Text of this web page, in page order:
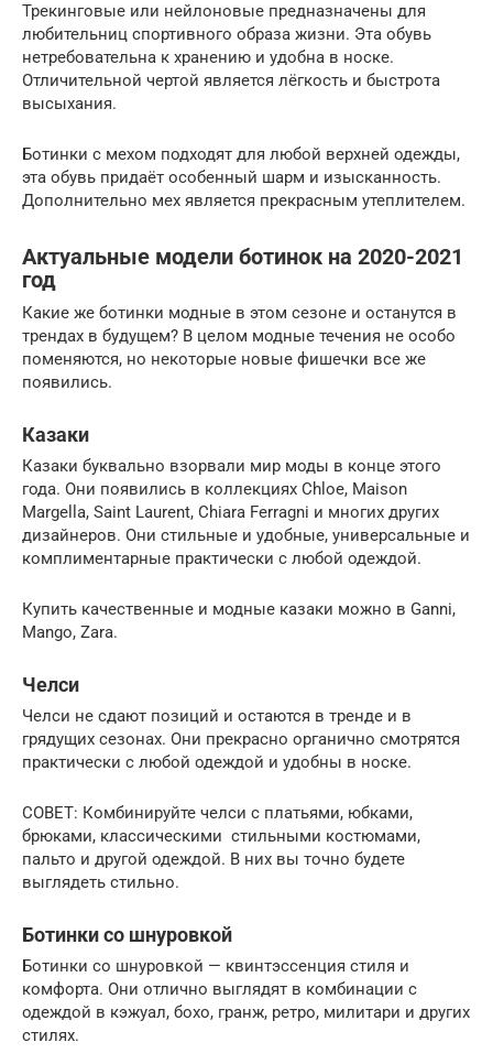
Трекинговые или нейлоновые предназначены для
любительниц спортивного образа жизни. Эта обувь
нетребовательна к хранению и удобна в носке.
Отличительной чертой является лёгкость и быстрота
высыхания.
Ботинки с мехом подходят для любой верхней одежды,
эта обувь придаёт особенный шарм и изысканность.
Дополнительно мех является прекрасным утеплителем.
Актуальные модели ботинок на 2020-2021
год
Какие же ботинки модные в этом сезоне и останутся в
трендах в будущем? В целом модные течения не особо
поменяются, но некоторые новые фишечки все же
появились.
Казаки
Казаки буквально взорвали мир моды в конце этого
года. Они появились в коллекциях Chloe, Maison
Margella, Saint Laurent, Chiara Ferragni и многих других
дизайнеров. Они стильные и удобные, универсальные и
комплиментарные практически с любой одеждой.
Купить качественные и модные казаки можно в Ganni,
Mango, Zara.
Челси
Челси не сдают позиций и остаются в тренде и в
грядущих сезонах. Они прекрасно органично смотрятся
практически с любой одеждой и удобны в носке.
СОВЕТ: Комбинируйте челси с платьями, юбками,
брюками, классическими стильными костюмами,
пальто и другой одеждой. В них вы точно будете
выглядеть стильно.
Ботинки со шнуровкой
Ботинки со шнуровкой — квинтэссенция стиля и
комфорта. Они отлично выглядят в комбинации с
одеждой в кэжуал, бохо, гранж, ретро, милитари и других
стилях.